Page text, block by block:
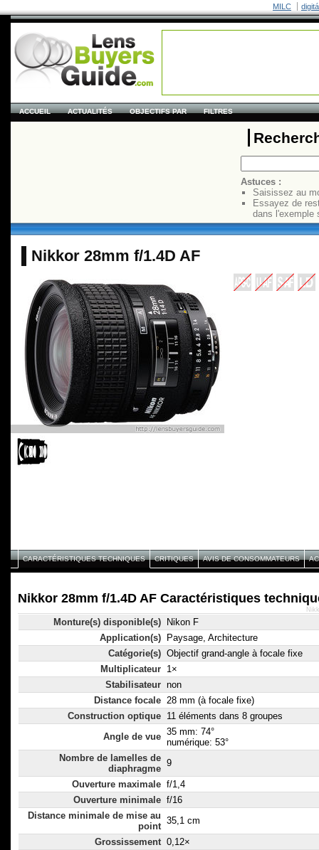
MILC
ACCUEIL ACTUALITÉS OBJECTIFS PAR FILTRES
Astuces :
Saisissez au
Essayez de
dans
Nikkor 28mm f/1.4D AF
CARACTÉRISTIQUES TECHNIQUES CRITIQUES AVIS DE CONSOMMATEURS
Nikkor 28mm f/1.4D AF Caractéristiques
Monture(s) disponible(s)
Nikon F
Application(s)
Paysage, Architecture
Catégorie(s) Objectif grand-angle à focale fixe
Multiplicateur 1×
Stabilisateur non
Distance focale 28 mm (à focale fixe)
Construction optique 11 éléments dans 8 groupes
Angle de vue 35 mm: 74°
numérique: 53°
Nombre de lamelles de
diaphragme
9
Ouverture maximale f/1,4
Ouverture minimale f/16
Distance minimale de mise au
point
35,1 cm
Grossissement 0,12×